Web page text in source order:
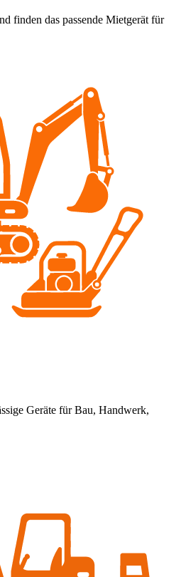
finden das passende Mietgerät für
Geräte für Bau, Handwerk,